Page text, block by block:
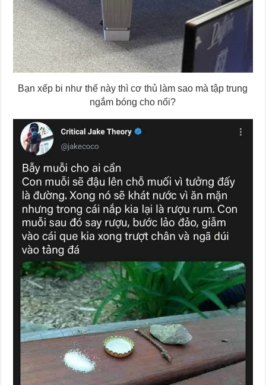
Bạn xếp bi như thế này thì cơ thủ làm sao mà tập trung
ngắm bóng cho nổi?